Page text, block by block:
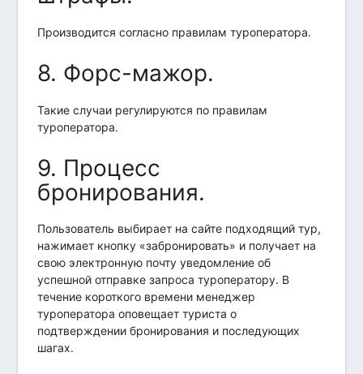
Производится согласно правилам туроператора.
8. Форс-мажор.
Такие случаи регулируются по правилам
туроператора.
9. Процесс
бронирования.
Пользователь выбирает на сайте подходящий тур,
нажимает кнопку «забронировать» и получает на
свою электронную почту уведомление об
успешной отправке запроса туроператору. В
течение короткого времени менеджер
туроператора оповещает туриста о
подтверждении бронирования и последующих
шагах.